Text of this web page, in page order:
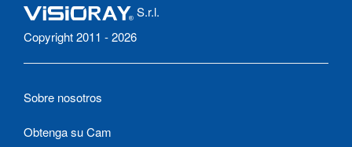
S.r.l.
Copyright 2011 - 2026
Sobre nosotros
Obtenga su Cam